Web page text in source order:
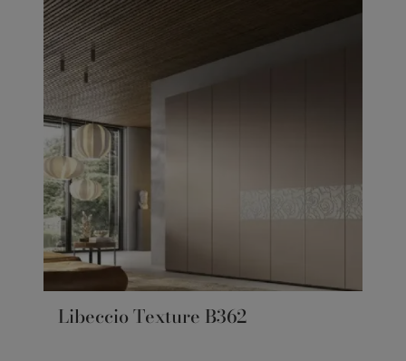
Libeccio Texture B362